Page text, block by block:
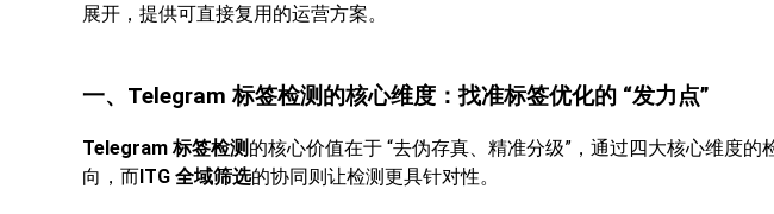
展开，提供可直接复用的运营方案。
一、Telegram 标签检测的核心维度：找准标签优化的 “发力点”
Telegram 标签检测 的核心价值在于 “去伪存真、精准分级”，通过四大核心维度
向，而 ITG 全域筛选的协同则让检测更具针对性。